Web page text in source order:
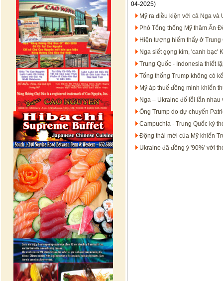
04-2025)
Mỹ ra điều kiện với cả Nga và
Phó Tổng thống Mỹ thăm Ấn
Hiện tượng hiếm thấy ở
Nga siết gọng kìm, 'canh bạc'
Trung Quốc - Indonesia thiết
Tổng thống Trump không có
Mỹ áp thuế đồng minh khiến
Nga – Ukraine đổ lỗi lẫn
Ông Trump do dự chuyển
Campuchia - Trung Quốc ký
Động thái mới của Mỹ khiến
Ukraine đã đồng ý '90%' với